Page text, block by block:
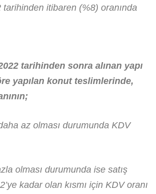
tarihinden itibaren (%8) oranında
tarihinden sonra alınan yapı
yapılan konut teslimlerinde,
az olması durumunda KDV
olması durumunda ise satış
kadar olan kısmı için KDV oranı